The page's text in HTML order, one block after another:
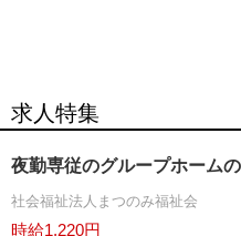
求人特集
夜勤専従のグループホーム
社会福祉法人まつのみ福祉会
時給1,220円